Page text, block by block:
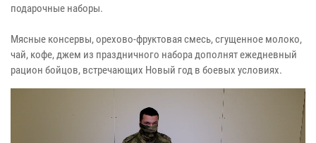
подарочные наборы.
Мясные консервы, орехово-фруктовая смесь, сгущенное молоко,
чай, кофе, джем из праздничного набора дополнят ежедневный
рацион бойцов, встречающих Новый год в боевых условиях.